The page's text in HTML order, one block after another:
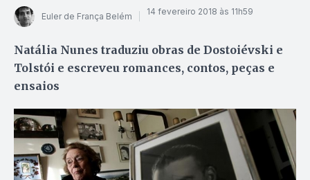
Euler de França Belém 14 fevereiro 2018 às 11h59
Natália Nunes traduziu obras de Dostoiévski e
Tolstói e escreveu romances, contos, peças e
ensaios